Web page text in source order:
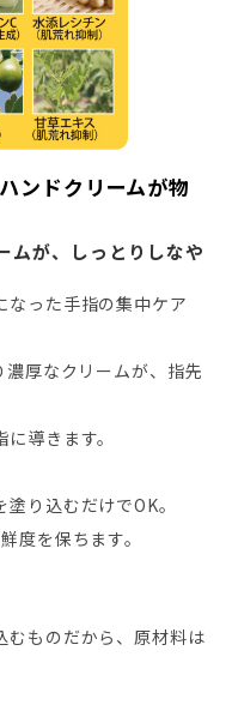
ンドクリームが物
ムが、しっとりしなや
なった手指の集中ケア
厚なクリームが、指先
導きます。
り込むだけでOK。
度を保ちます。
むものだから、原材料は